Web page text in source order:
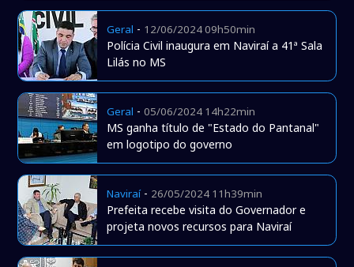
Geral - 12/06/2024 09h50min
Polícia Civil inaugura em Naviraí a 41ª Sala
Lilás no MS
Geral -05/06/2024 14h22min
MS ganha título de "Estado do Pantanal"
em logotipo do governo
Naviraí- 26/05/2024 11h39min
Prefeita recebe visita do Governador e
projeta novos recursos para Naviraí